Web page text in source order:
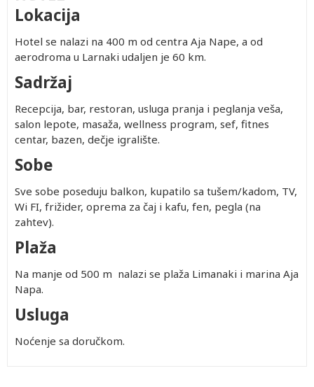
Lokacija
Hotel se nalazi na 400 m od centra Aja Nape, a od
aerodroma u Larnaki udaljen je 60 km.
Sadržaj
Recepcija, bar, restoran, usluga pranja i peglanja veša,
salon lepote, masaža, wellness program, sef, fitnes
centar, bazen, dečje igralište.
Sobe
Sve sobe poseduju balkon, kupatilo sa tušem/kadom, TV,
Wi FI, frižider, oprema za čaj i kafu, fen, pegla (na
zahtev).
Plaža
Na manje od 500 m nalazi se plaža Limanaki i marina Aja
Napa.
Usluga
Noćenje sa doručkom.